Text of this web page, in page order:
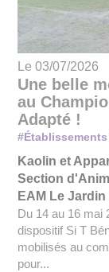
Le 03/07/2026
Une belle
au
Adapté !
Kaolin et
Section
EAM Le
Du 14 au 16 mai
dispositif Si T
mobilisés au
pour...